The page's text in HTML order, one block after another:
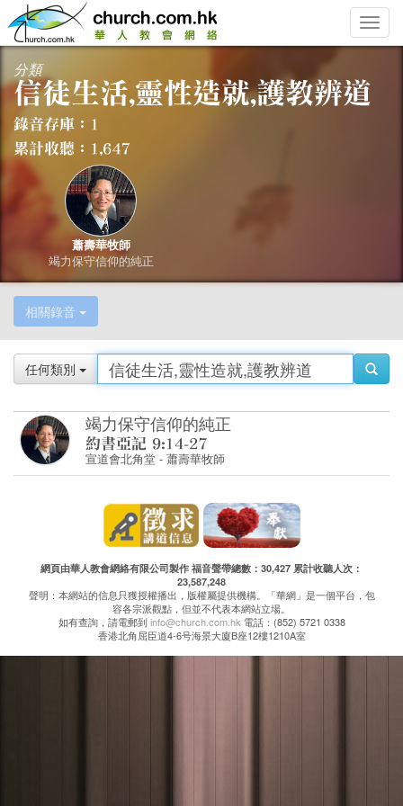
Toggle
分類
蕭壽華牧師
竭力保守信仰的純正
相關錄音
任何類別
竭力保守信仰的純正
宣道會北角堂 - 蕭壽華牧師
網頁由華人教會網絡有限公司製作 福音聲帶總數：30,427 累計收聽人次：
23,587,248
聲明：本網站的信息只獲授權播出，版權屬提供機構。「華網」是一個平台，包
容各宗派觀點，但並不代表本網站立場。
如有查詢，請電郵到info@church.com.hk 電話：(852) 5721 0338
香港北角屈臣道4-6号海景大廈B座12樓1210A室